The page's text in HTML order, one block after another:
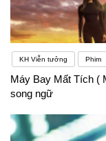
KH Viễn tưởng Phim
Máy Bay Mất Tích (
song ngữ